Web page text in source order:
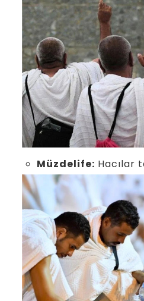
Müzdelife: Hacılar